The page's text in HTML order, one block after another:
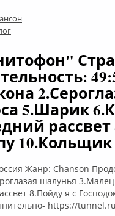
5.Шарик
рассвет
Жанр: Chanson
шалунья
8.Пойду я с
https://